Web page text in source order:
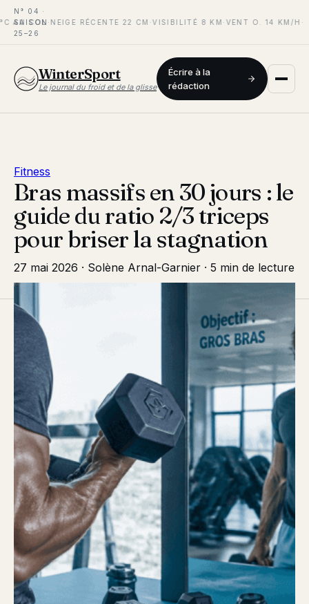
N° 04 ·
SAISON
25–26
AU COL·NEIGE RÉCENTE 22 CM· VISIBILITÉ 8 KM· VENT O. 14 KM/H·
WinterSport
Le journal du froid et de la glisse
Écrire à la
rédaction
Fitness
Bras massifs en 30 jours : le
guide du ratio 2/3 triceps
pour briser la stagnation
27 mai 2026 · Solène Arnal-Garnier · 5 min de lecture